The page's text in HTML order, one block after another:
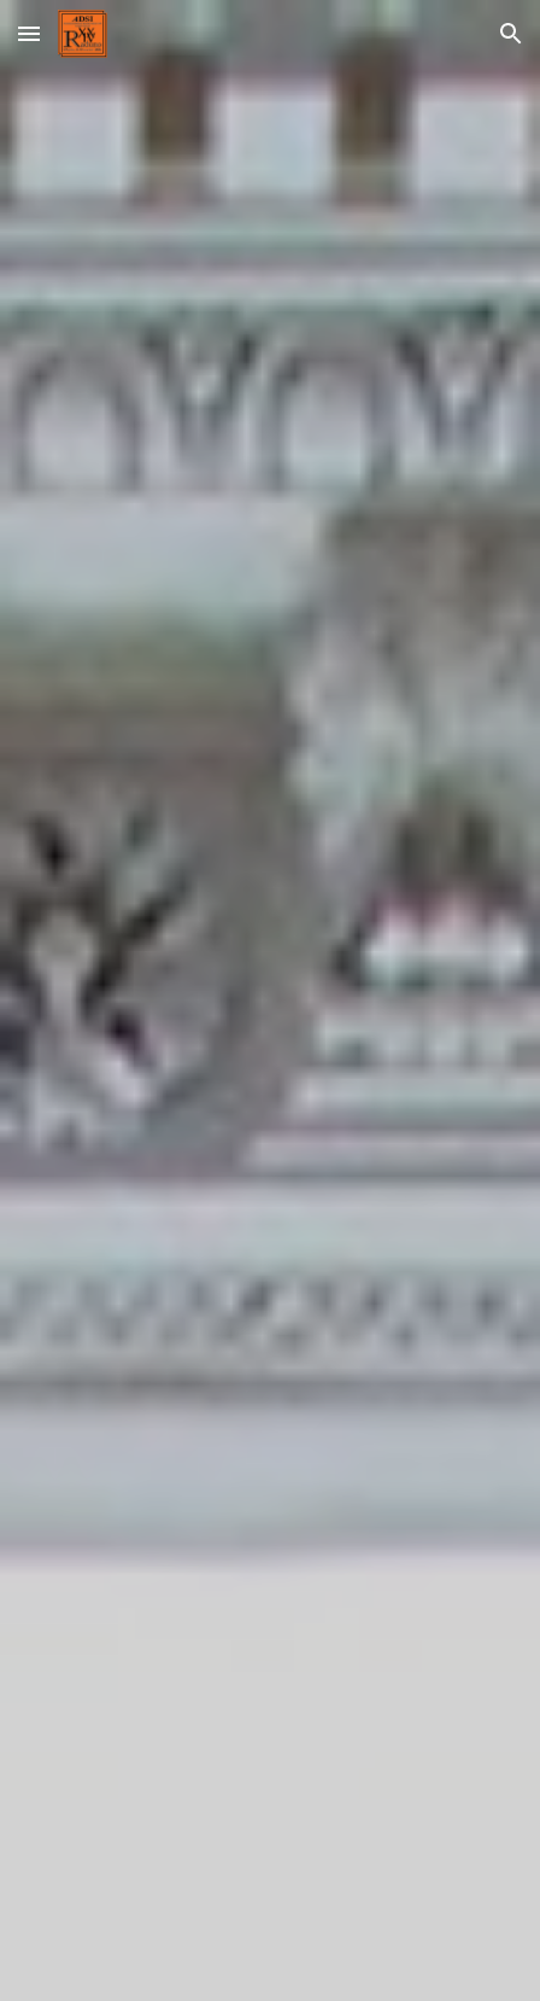
Skip to main content Skip to navigation